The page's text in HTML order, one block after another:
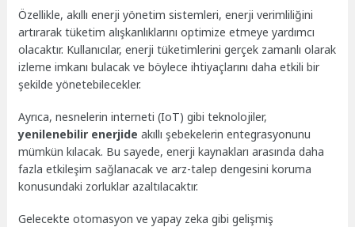
Özellikle, akıllı enerji yönetim sistemleri, enerji verimliliğini
artırarak tüketim alışkanlıklarını optimize etmeye yardımcı
olacaktır. Kullanıcılar, enerji tüketimlerini gerçek zamanlı olarak
izleme imkanı bulacak ve böylece ihtiyaçlarını daha etkili bir
şekilde yönetebilecekler.
Ayrıca, nesnelerin interneti (IoT) gibi teknolojiler,
yenilenebilir enerjide akıllı şebekelerin entegrasyonunu
mümkün kılacak. Bu sayede, enerji kaynakları arasında daha
fazla etkileşim sağlanacak ve arz-talep dengesini koruma
konusundaki zorluklar azaltılacaktır.
Gelecekte otomasyon ve yapay zeka gibi gelişmiş